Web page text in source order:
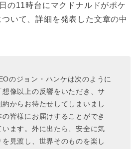
の11時台にマクドナルドがポケ
いて、詳細を発表した文章の中
のジョン・ハンケは次のように
像以上の反響をいただき、サ
からお待たせしてしまいまし
皆様にお届けすることができ
ます。外に出たら、安全に気
見渡し、世界そのものを楽し